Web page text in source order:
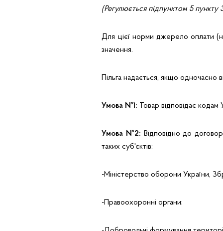
(Регулюється підпунктом 5
Для цієї норми джерело оплати
значення.
Пільга надається, якщо одночасно
Умова №1: Товар відповідає
Умова №2: Відповідно до
таких суб'єктів:
-Міністерство оборони України,
-Правоохоронні органи;